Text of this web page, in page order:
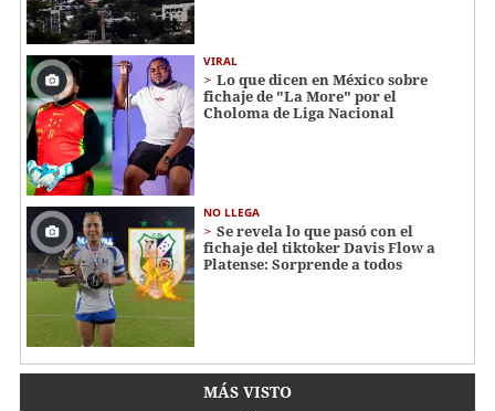
VIRAL
Lo que dicen en México sobre
fichaje de "La More" por el
Choloma de Liga Nacional
NO LLEGA
Se revela lo que pasó con el
fichaje del tiktoker Davis Flow a
Platense: Sorprende a todos
MÁS VISTO